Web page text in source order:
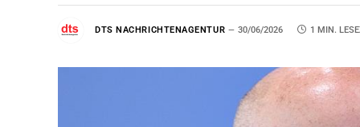
DTS NACHRICHTENAGENTUR 30/06/2026 1 MIN.